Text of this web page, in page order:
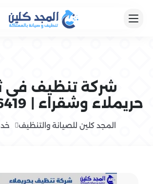
شركة تنظيف فى
حريملاء وشقراء | 0554016419
المجد كلين للصيانة والتنظيف